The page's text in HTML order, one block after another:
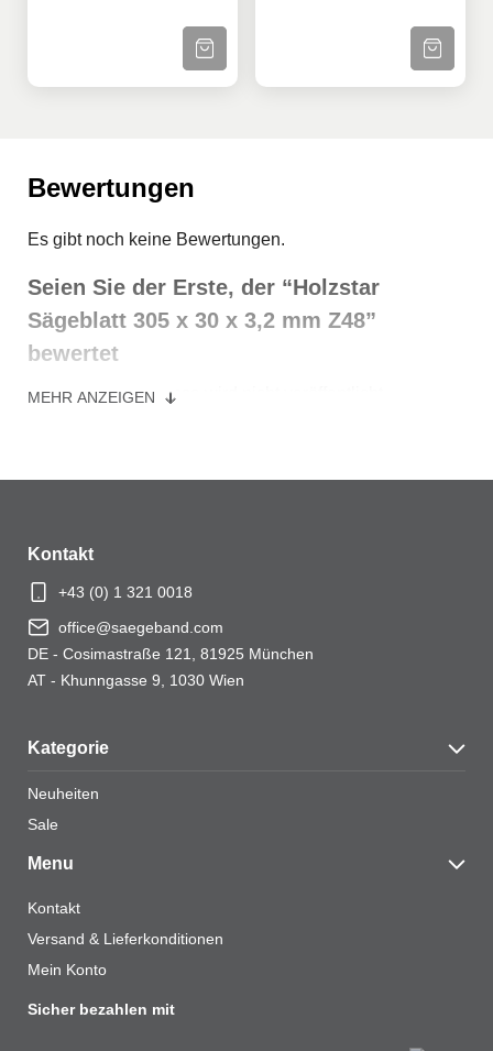
ZUM PRODUKT ZUM
Bewertungen
Es gibt noch keine Bewertungen.
Seien Sie der Erste, der “Holzstar
Sägeblatt 305 x 30 x 3,2 mm Z48”
bewertet
Deine E-Mail-Adresse wird nicht veröffentlicht.
E-Mail*
Name, E-Mail-Adresse und Website in diesem
Browser für meinen nächsten Kommentar speichern.
MEHR ANZEIGEN
Kontakt
+43 (0) 1 321 0018
office@saegeband.com
DE - Cosimastraße 121, 81925 München
AT - Khunngasse 9, 1030 Wien
Kategorie
Neuheiten
Sale
Menu
Kontakt
Versand & Lieferkonditionen
Mein Konto
Sicher bezahlen mit